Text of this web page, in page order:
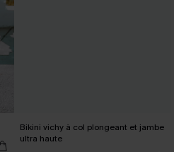
Bikini vichy à col plongeant et jambe
ultra haute